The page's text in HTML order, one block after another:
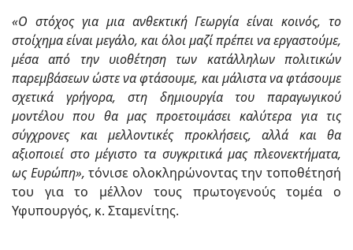
«Ο στόχος για μια ανθεκτική Γεωργία είναι κοινός, το
στοίχημα είναι μεγάλο, και όλοι μαζί πρέπει να εργαστούμε,
μέσα από την υιοθέτηση των κατάλληλων πολιτικών
παρεμβάσεων ώστε να φτάσουμε, και μάλιστα να φτάσουμε
σχετικά γρήγορα, στη δημιουργία του παραγωγικού
μοντέλου που θα μας προετοιμάσει καλύτερα για τις
σύγχρονες και μελλοντικές προκλήσεις, αλλά και θα
αξιοποιεί στο μέγιστο τα συγκριτικά μας πλεονεκτήματα,
ως Ευρώπη», τόνισε ολοκληρώνοντας την τοποθέτησή
του για το μέλλον τους πρωτογενούς τομέα ο
Υφυπουργός, κ. Σταμενίτης.